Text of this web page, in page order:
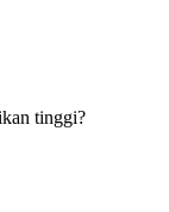
tinggi?